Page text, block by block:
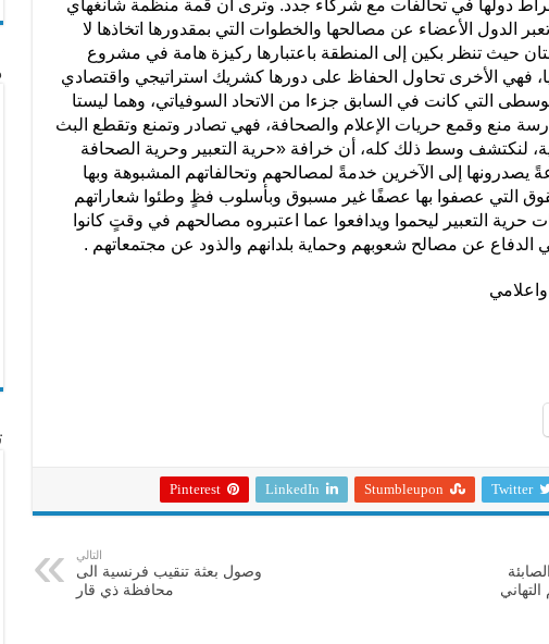
دولها في تحالفات مع شركاء جدد. وترى أن قمة منظمة شانغهاي
الدول الأعضاء عن مصالحها والخطوات التي بمقدورها اتخاذها لا
حيث تنظر بكين إلى المنطقة باعتبارها ركيزة هامة في مشروع
فهي الأخرى تحاول الحفاظ على دورها كشريك استراتيجي واقتصادي
التي كانت في السابق جزءا من الاتحاد السوفياتي، وهما ليستا
منع وقمع حريات الإعلام والصحافة، فهي تصادر وتمنع وتقطع البث
لنكتشف وسط ذلك كله، أن خرافة «حرية التعبير وحرية الصحافة
يصدرونها إلى الآخرين خدمةً لمصالحهم وتحالفاتهم المشبوهة وبها
التي عصفوا بها عصفًا غير مسبوق وبأسلوب فظٍ وطئوا شعاراتهم
حرية التعبير ليحموا ويدافعوا عما اعتبروه مصالحهم في وقتٍ كانوا
الدفاع عن مصالح شعوبهم وحماية بلدانهم والذود عن مجتمعاتهم .
Twitter
Stumbleupon
LinkedIn
Pinterest
التهاني
التالي
وصول بعثة تنقيب فرنسية الى
محافظة ذي قار